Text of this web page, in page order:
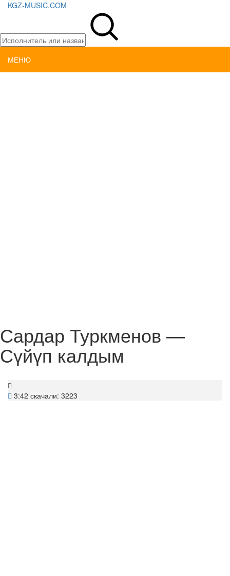
KGZ-MUSIC.COM
МЕНЮ
Сардар Туркменов —
Сүйүп калдым
3:42 скачали: 3223